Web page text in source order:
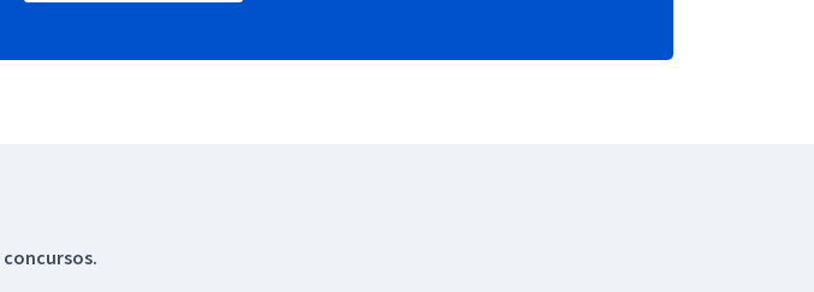
concursos.